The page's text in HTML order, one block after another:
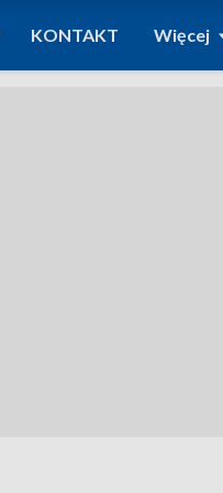
KONTAKT Więcej